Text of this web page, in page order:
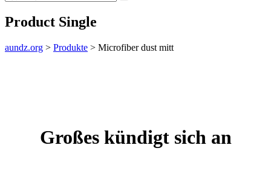
Product Single
aundz.org > Produkte > Microfiber dust mitt
Großes kündigt sich an